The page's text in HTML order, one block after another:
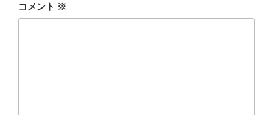
コメント ※